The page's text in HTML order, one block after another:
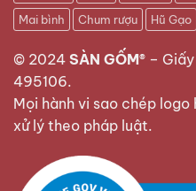
Mai bình
Chum rượu Hũ Gạo
© 2024 SÀN GỐM® –
495106.
Mọi hành vi sao chép
xử lý theo pháp luật.